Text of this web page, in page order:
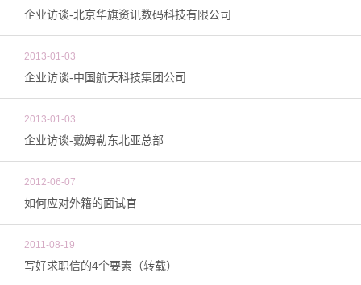
企业访谈-北京华旗资讯数码科技有限公司
2013-01-03
企业访谈-中国航天科技集团公司
2013-01-03
企业访谈-戴姆勒东北亚总部
2012-06-07
如何应对外籍的面试官
2011-08-19
写好求职信的4个要素（转载）